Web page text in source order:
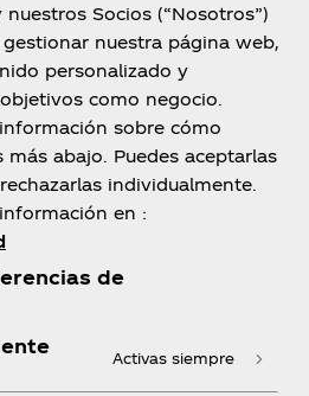
Costa Rica
Socios (“Nosotros”)
nuestra página web,
personalizado y
como negocio.
sobre cómo
abajo. Puedes aceptarlas
individualmente.
en :
de
Activas siempre